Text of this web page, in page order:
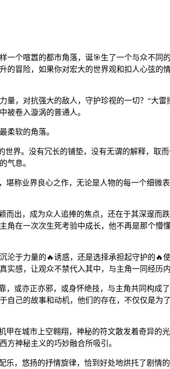
一个喧嚣的都市角落，诞🎯生了一个与众不
冒险，如果你对宏大的世界观和扣人心弦的
，对抗强大的敌人，守护珍视的一切？“大
被卷入漩涡的普通人。
柔软的角落。
界。没有冗长的铺垫，没有无谓的解释，取
气息。
称业界良心之作，无论是人物的每一个细微
出，成为众人追捧的焦点，还在于其深邃而
在一次次生死考验中成长，他不再是那个懵
于力量的🔥诱惑，还是选择承担起守护的🔥
感，让观众不禁代入其中，与主角一同经历
，或亦正亦邪，或身怀绝技，与主角共同构成
己的故事和动机，他们的存在，不仅仅是为
在城市上空翱翔，神秘的符文散发着奇异的
方神秘主义的巧妙融合所吸引。
，悠扬的抒情旋律，恰到好处地烘托了剧情